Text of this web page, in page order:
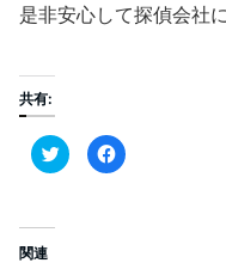
是非安心して探偵会社
共有:
ク
リ
F
a
関連